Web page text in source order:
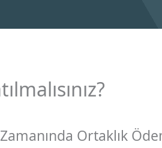
Zamanında Ortaklık